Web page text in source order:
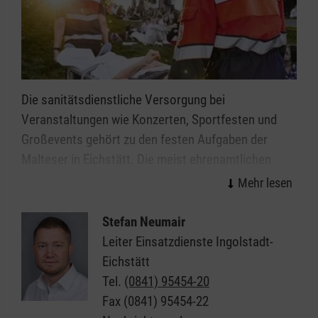
Die sanitätsdienstliche Versorgung bei
Veranstaltungen wie Konzerten, Sportfesten und
Großevents gehört zu den festen Aufgaben der
Mitarbeitenden des Malteser Sanitätsdiensts leisten
Veranstaltungen ab einer gewissen Dimension bzw.
mit einer bestimmten Charakteristik erfordern einen
qualifizierten Sanitätsdienst. Überall da, wo viele
Menschen zusammenkommen, erhöht sich
naturgemäß das Notfallrisiko. Neben der freiwilligen
Stefan Neumair
Leiter Einsatzdienste Ingolstadt-
Eichstätt
Tel. (0841) 95454-20
Fax (0841) 95454-22